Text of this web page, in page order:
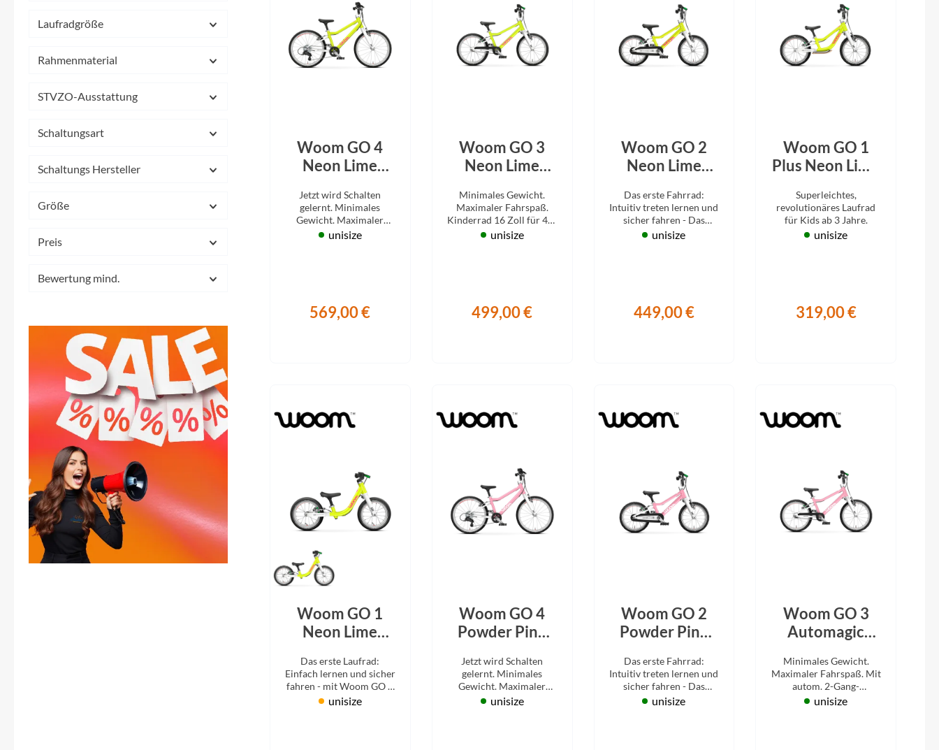
Widek Winora
Yazoo Zefal
Laufradgröße
Rahmenmaterial
STVZO-Ausstattung
Schaltungsart
Schaltungs Hersteller
Größe
Preis
Bewertung mind.
Woom GO 4
Neon Lime
Jetzt wird Schalten
gelernt. Minimales
Gewicht. Maximaler
Fahrspaß, mit 7 Gängen.
unisize
569,00 €
Woom GO 3
Neon Lime
Minimales Gewicht.
Maximaler Fahrspaß.
Kinderrad 16 Zoll für 4-6
Jahre.
unisize
499,00 €
Woom GO 2
Neon Lime
Das erste Fahrrad:
Intuitiv treten lernen und
sicher fahren - Das
superleichte Woom GO
unisize
449,00 €
Woom GO 1
Plus Neon Lime
Superleichtes,
revolutionäres Laufrad
für Kids ab 3 Jahre.
unisize
319,00 €
Woom GO 1
Neon Lime
Das erste Laufrad:
Einfach lernen und sicher
fahren - mit Woom GO 1
schon ab 18 Monaten.
unisize
Woom GO 4
Powder Pink
Jetzt wird Schalten
gelernt. Minimales
Gewicht. Maximaler
Fahrspaß, mit 7 Gängen.
unisize
Woom GO 2
Powder Pink
Das erste Fahrrad:
Intuitiv treten lernen und
sicher fahren - Das
superleichte Woom GO
unisize
Woom GO 3
Automagic
2026
Minimales Gewicht.
Maximaler Fahrspaß. Mit
autom. 2-Gang-
Schaltung. Kinderrad 16
unisize